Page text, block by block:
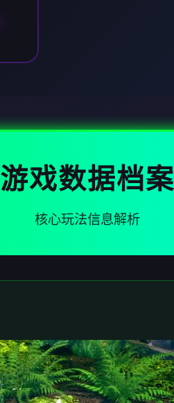
游戏数据档案
核心玩法信息解析